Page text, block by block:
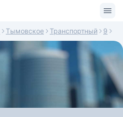
Тымовское Транспортный 9